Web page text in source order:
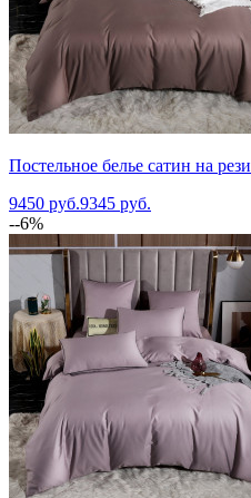
Постельное белье сатин на
9450 руб.9345 руб.
--6%